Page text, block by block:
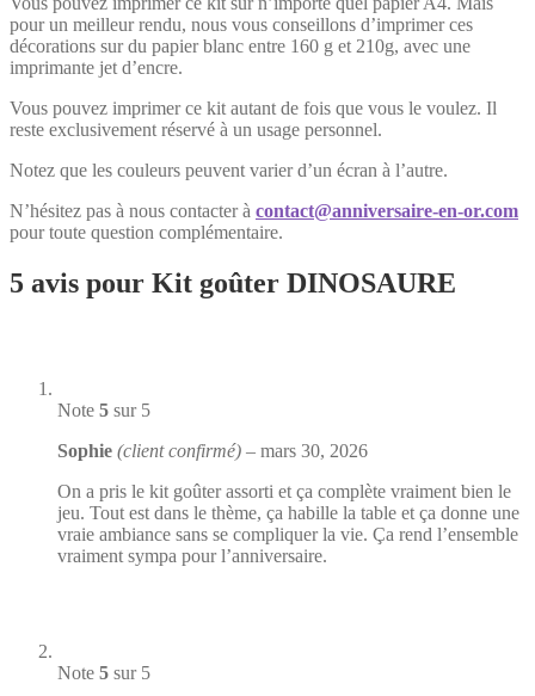
pour un meilleur rendu, nous vous conseillons d’imprimer ces
décorations sur du papier blanc entre 160 g et 210g, avec une
imprimante jet d’encre.
Vous pouvez imprimer ce kit autant de fois que vous le voulez. Il
reste exclusivement réservé à un usage personnel.
Notez que les couleurs peuvent varier d’un écran à l’autre.
N’hésitez pas à nous contacter à contact@anniversaire-en-or.com
pour toute question complémentaire.
5 avis pour Kit goûter DINOSAURE
Note 5 sur 5
Sophie (client confirmé) – mars 30, 2026
On a pris le kit goûter assorti et ça complète vraiment bien le
jeu. Tout est dans le thème, ça habille la table et ça donne une
vraie ambiance sans se compliquer la vie. Ça rend l’ensemble
vraiment sympa pour l’anniversaire.
Note 5 sur 5